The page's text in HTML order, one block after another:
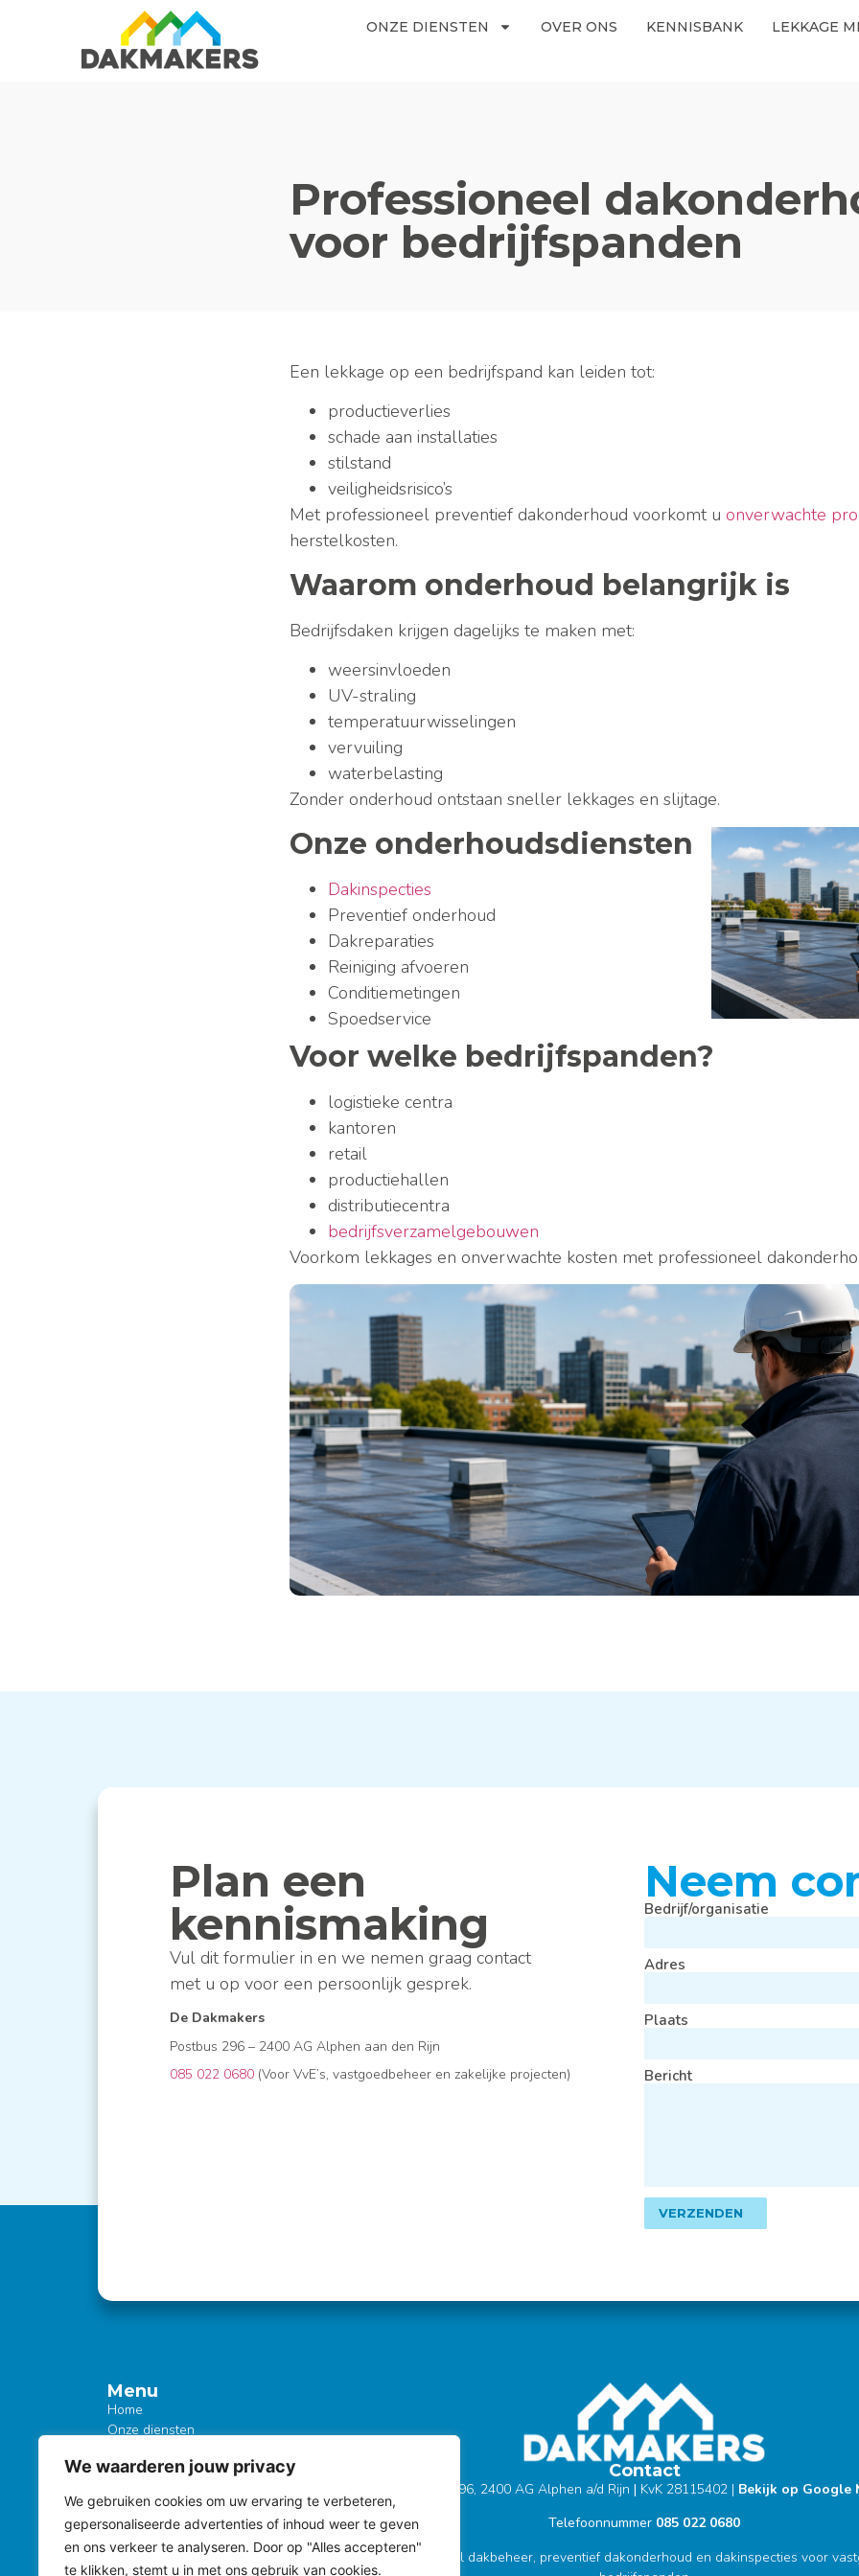
We waarderen jouw privacy
We gebruiken cookies om uw ervaring te verbeteren,
gepersonaliseerde advertenties of inhoud weer te geven
en ons verkeer te analyseren. Door op "Alles accepteren"
te klikken, stemt u in met ons gebruik van cookies.
ONZE DIENSTEN OVER ONS KENNISBANK LEKKAGE
Professioneel
voor bedrijfspanden
Een lekkage op een bedrijfspand kan leiden tot:
productieverlies
schade aan installaties
stilstand
veiligheidsrisico’s
Met professioneel preventief dakonderhoud voorkomt uonverwachte
herstelkosten.
Waarom onderhoud belangrijk is
Bedrijfsdaken krijgen dagelijks te maken met:
weersinvloeden
UV-straling
temperatuurwisselingen
vervuiling
waterbelasting
Zonder onderhoud ontstaan sneller lekkages en slijtage.
Onze onderhoudsdiensten
Dakinspecties
Preventief onderhoud
Dakreparaties
Reiniging afvoeren
Conditiemetingen
Spoedservice
Voor welke bedrijfspanden?
logistieke centra
kantoren
retail
productiehallen
distributiecentra
bedrijfsverzamelgebouwen
Voorkom lekkages en onverwachte kosten met professioneel
Plan een
kennismaking
Vul dit formulier in en we nemen graag contact
met u op voor een persoonlijk gesprek.
De Dakmakers
Postbus 296 – 2400 AG Alphen aan den Rijn
085 022 0680 (Voor VvE’s, vastgoedbeheer en zakelijke projecten)
Neem
Bedrijf/organisatie
Adres
Plaats
Bericht
VERZENDEN
Menu
Home
Onze diensten
Dakonderhoud
Dakservice
Over ons
Kennisbank
Contact
Contact
Postbus 296, 2400 AG Alphen a/d Rijn | KvK 28115402 | Bekijk op Google
Telefoonnummer 085 022 0680
Professioneel dakbeheer, preventief dakonderhoud en dakinspecties voor